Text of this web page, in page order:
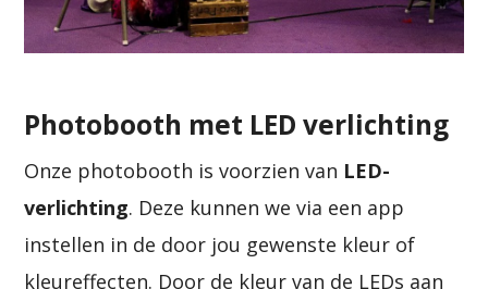
Photobooth met LED verlichting
Onze photobooth is voorzien van LED-
verlichting. Deze kunnen we via een app
instellen in de door jou gewenste kleur of
kleureffecten. Door de kleur van de LEDs aan